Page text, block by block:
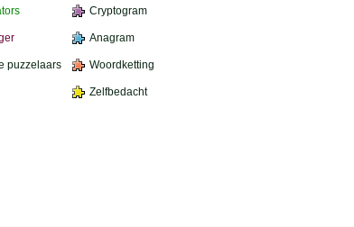
Cryptogram
Anagram
puzzelaars Woordketting
Zelfbedacht